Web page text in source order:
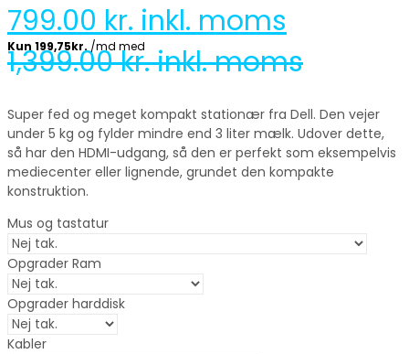
799.00 kr. inkl. moms
1,399.00kr. inkl. moms
Super fed og meget kompakt stationær fra Dell. Den vejer
under 5 kg og fylder mindre end 3 liter mælk. Udover dette,
så har den HDMI-udgang, så den er perfekt som eksempelvis
mediecenter eller lignende, grundet den kompakte
konstruktion.
Mus og tastatur
Opgrader Ram
Opgrader harddisk
Kabler